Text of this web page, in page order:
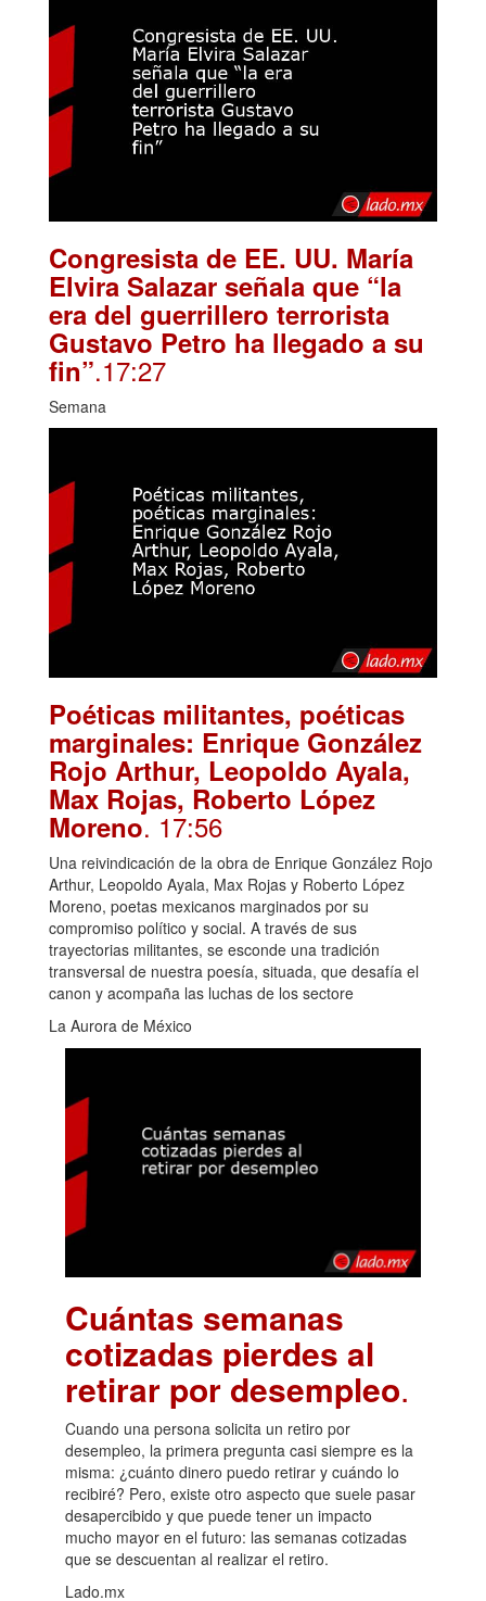
Congresista de EE. UU. María
Elvira Salazar señala que “la
era del guerrillero terrorista
Gustavo Petro ha llegado a su
fin”.17:27
Semana
Poéticas militantes, poéticas
marginales: Enrique González
Rojo Arthur, Leopoldo Ayala,
Max Rojas, Roberto López
Moreno. 17:56
Una reivindicación de la obra de Enrique González Rojo
Arthur, Leopoldo Ayala, Max Rojas y Roberto López
Moreno, poetas mexicanos marginados por su
compromiso político y social. A través de sus
trayectorias militantes, se esconde una tradición
transversal de nuestra poesía, situada, que desafía el
canon y acompaña las luchas de los sectore
La Aurora de México
Cuántas semanas
cotizadas pierdes al
retirar por desempleo.
Cuando una persona solicita un retiro por
desempleo, la primera pregunta casi siempre es la
misma: ¿cuánto dinero puedo retirar y cuándo lo
recibiré? Pero, existe otro aspecto que suele pasar
desapercibido y que puede tener un impacto
mucho mayor en el futuro: las semanas cotizadas
que se descuentan al realizar el retiro.
Lado.mx